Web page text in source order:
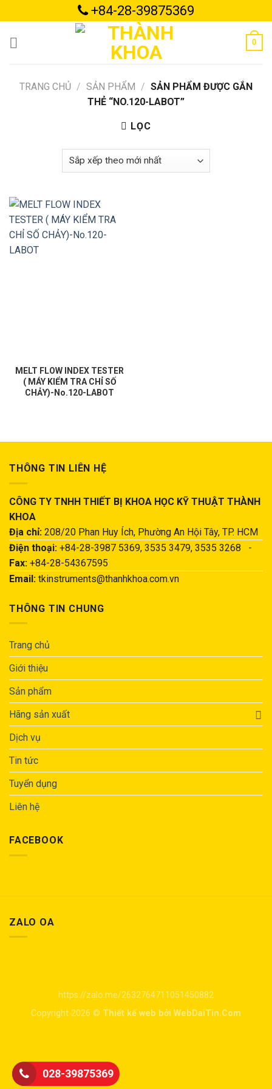
to
content
+84-28-39875369
0
TRANG CHỦ / SẢN PHẨM / SẢN PHẨM ĐƯỢC GẮN
THẺ “NO.120-LABOT”
LỌC
MELT FLOW INDEX TESTER
( MÁY KIỂM TRA CHỈ SỐ
CHẢY)-No.120-LABOT
THÔNG TIN LIÊN HỆ
CÔNG TY TNHH THIẾT BỊ KHOA HỌC KỸ THUẬT THÀNH
KHOA
Địa chỉ: 208/20 Phan Huy Ích, Phường An Hội Tây, TP. HCM
Điện thoại: +84-28-3987 5369, 3535 3479, 3535 3268 -
Fax: +84-28-54367595
Email: tkinstruments@thanhkhoa.com.vn
THÔNG TIN CHUNG
Trang chủ
Giới thiệu
Sản phẩm
Hãng sản xuất
Dịch vụ
Tin tức
Tuyển dụng
Liên hệ
FACEBOOK
ZALO OA
https://zalo.me/2632764711051450882
Copyright 2026 © Thiết kế web bởi WebDaiTin.Com
028-39875369